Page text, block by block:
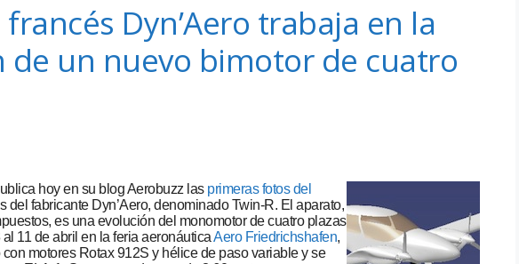
Dyn’Aero trabaja en la
de un nuevo bimotor de cuatro
hoy en su blog Aerobuzz las primeras fotos del
del fabricante Dyn’Aero, denominado Twin-R. El aparato,
es una evolución del monomotor de cuatro plazas
11 de abril en la feria aeronáuticaAero Friedrichshafen,
motores Rotax 912S y hélice de paso variable y se